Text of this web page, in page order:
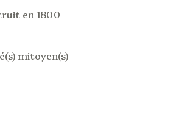
en 1800
mitoyen(s)